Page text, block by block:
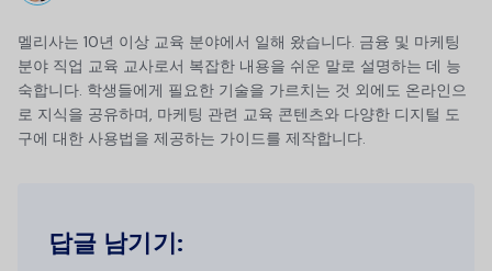
멜리사는 10년 이상 교육 분야에서 일해 왔습니다. 금융 및 마케팅
분야 직업 교육 교사로서 복잡한 내용을 쉬운 말로 설명하는 데 능
숙합니다. 학생들에게 필요한 기술을 가르치는 것 외에도 온라인으
로 지식을 공유하며, 마케팅 관련 교육 콘텐츠와 다양한 디지털 도
구에 대한 사용법을 제공하는 가이드를 제작합니다.
답글 남기기: